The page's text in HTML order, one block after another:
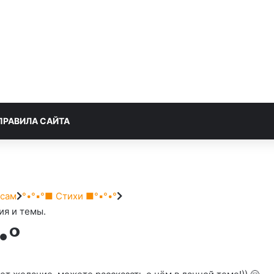
САЙТА
°•°▪︎°■ Стихи ■°▪︎°•°
и темы.